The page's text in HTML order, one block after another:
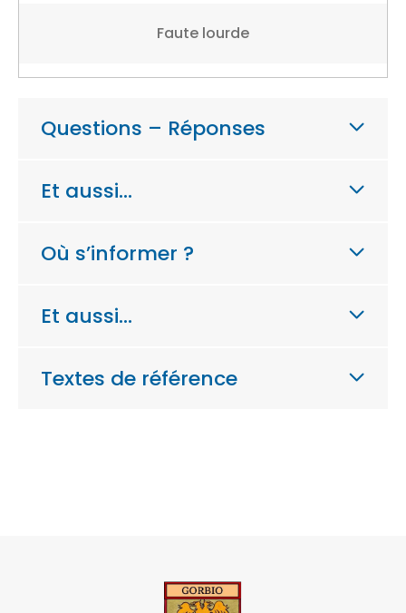
Faute lourde
Questions – Réponses
Et aussi…
Où s’informer ?
Et aussi…
Textes de référence